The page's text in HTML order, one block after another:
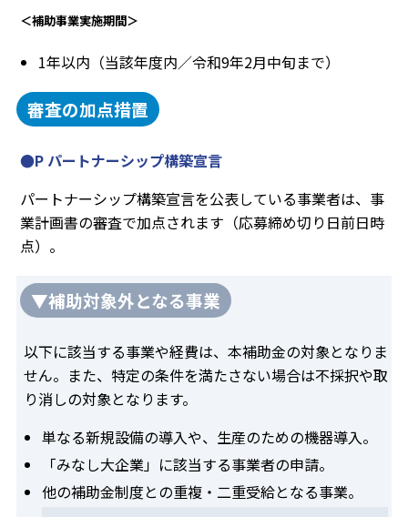
＜補助事業実施期間＞
1年以内（当該年度内／令和9年2月中旬まで）
審査の加点措置
●P パートナーシップ構築宣言
パートナーシップ構築宣言を公表している事業者は、事
業計画書の審査で加点されます（応募締め切り日前日時
点）。
▼補助対象外となる事業
以下に該当する事業や経費は、本補助金の対象となりま
せん。また、特定の条件を満たさない場合は不採択や取
り消しの対象となります。
単なる新規設備の導入や、生産のための機器導入。
「みなし大企業」に該当する事業者の申請。
他の補助金制度との重複・二重受給となる事業。